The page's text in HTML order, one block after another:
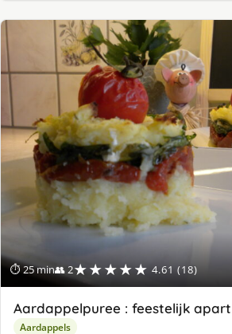
⏱ 25 min👥 2★★★★★ 4.61 (18)
Aardappelpuree : feestelijk apart
Aardappels